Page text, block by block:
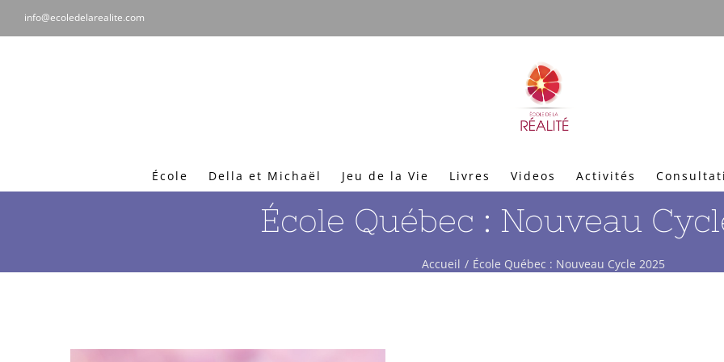
Passer
au
info@ecoledelarealite.com
École Della et Michaël Jeu de la Vie Livres Videos Activités
École Québec : Nouveau
Accueil École Québec : Nouveau Cycle 2025